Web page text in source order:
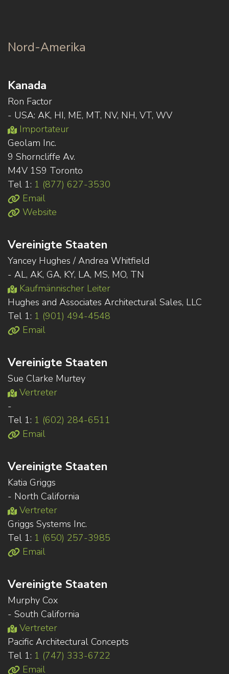
Nord-Amerika
Kanada
Ron Factor
- USA: AK, HI, ME, MT, NV, NH, VT, WV
Importateur
Geolam Inc.
9 Shorncliffe Av.
M4V 1S9 Toronto
Tel 1: 1 (877) 627-3530
Email
Website
Vereinigte Staaten
Yancey Hughes / Andrea Whitfield
- AL, AK, GA, KY, LA, MS, MO, TN
Kaufmännischer Leiter
Hughes and Associates Architectural Sales, LLC
Tel 1: 1 (901) 494-4548
Email
Vereinigte Staaten
Sue Clarke Murtey
Vertreter
-
Tel 1: 1 (602) 284-6511
Email
Vereinigte Staaten
Katia Griggs
- North California
Vertreter
Griggs Systems Inc.
Tel 1: 1 (650) 257-3985
Email
Vereinigte Staaten
Murphy Cox
- South California
Vertreter
Pacific Architectural Concepts
Tel 1: 1 (747) 333-6722
Email